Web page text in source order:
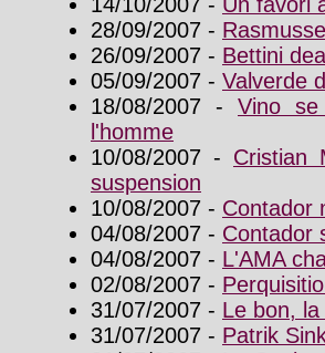
28/09/2007 -
26/09/2007 - Bettini
05/09/2007 - Valverde
18/08/2007 - Vino
l'homme
10/08/2007 - Cristian
suspension
10/08/2007 - Contador
04/08/2007 - Contador
04/08/2007 - L'AMA
02/08/2007 -
31/07/2007 - Le bon,
31/07/2007 - Patrik